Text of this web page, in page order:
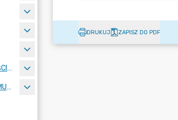
GOSPODARKA NIERUCHOMOŚCIAMI
GOSPODARKA ODPADAMI KOMUNALNYMI
DRUKUJ ZAPISZ DO PDF